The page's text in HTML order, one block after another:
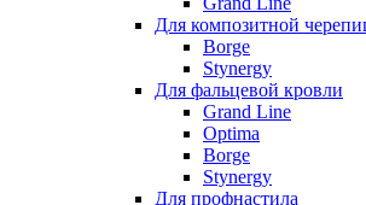
Для композитной
Borge
Stynergy
Для фальцевой кровли
Grand Line
Optima
Borge
Stynergy
Для профнастила